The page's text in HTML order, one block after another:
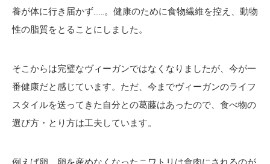
養が体に行き届かず……。健康のために食物繊維を控え、動物
性の脂質をとることにしました。
そこからは完璧なヴィーガンではなくなりましたが、今が一
番健康だと感じています。ただ、今までヴィーガンのライフ
スタイルを送ってきた自分との葛藤はあったので、食べ物の
選び方・とり方は工夫しています。